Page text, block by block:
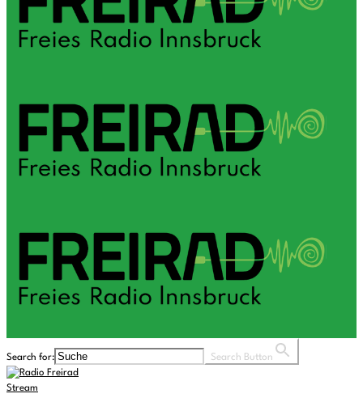
Search for: Search Button
Stream